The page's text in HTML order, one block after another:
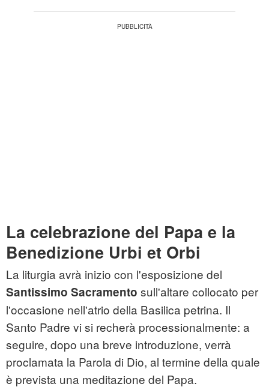
La celebrazione del Papa e la
Benedizione Urbi et Orbi
La liturgia avrà inizio con l'esposizione del
Santissimo Sacramento sull'altare collocato per
l'occasione nell'atrio della Basilica petrina. Il
Santo Padre vi si recherà processionalmente: a
seguire, dopo una breve introduzione, verrà
proclamata la Parola di Dio, al termine della quale
è prevista una meditazione del Papa.